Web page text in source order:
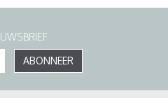
ABONNEER